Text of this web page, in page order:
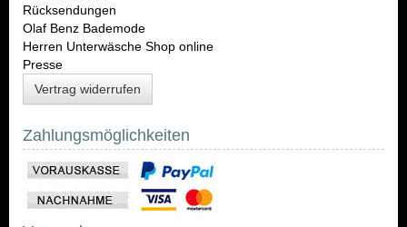
Rücksendungen
Olaf Benz Bademode
Herren Unterwäsche Shop online
Presse
Vertrag widerrufen
Zahlungsmöglichkeiten